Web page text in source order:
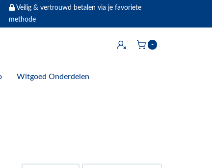
Veilig & vertrouwd betalen via je favoriete
methode
Inloggen -
Witgoed Onderdelen